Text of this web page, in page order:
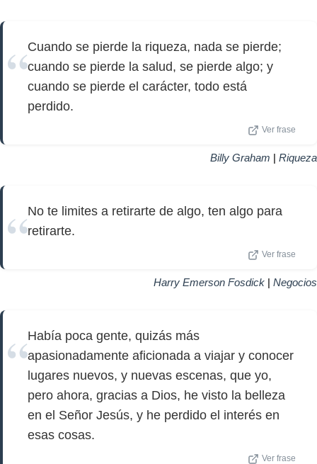
Cuando se pierde la riqueza, nada se pierde;
cuando se pierde la salud, se pierde algo; y
cuando se pierde el carácter, todo está
perdido.
Ver frase
Billy Graham | Riqueza
No te limites a retirarte de algo, ten algo para
retirarte.
Ver frase
Harry Emerson Fosdick | Negocios
Había poca gente, quizás más
apasionadamente aficionada a viajar y conocer
lugares nuevos, y nuevas escenas, que yo,
pero ahora, gracias a Dios, he visto la belleza
en el Señor Jesús, y he perdido el interés en
esas cosas.
Ver frase